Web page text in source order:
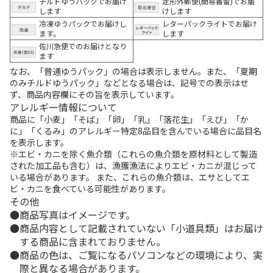
します
けします
冷凍ゆうパックでお届けし
ます。
レターパックライトでお届け
します
佐川急便でのお届けとなり
ます
なお、「普通ゆうパック」の場合は表示しません。また、「夏期
のみチルドゆうパック」などとなる場合は、記号での表示はせ
ず、商品内容欄にその旨を表示しています。
アレルギー情報について
商品に「小麦」「そば」「卵」「乳」「落花生」「えび」「か
に」「くるみ」のアレルギー特定8品目を含んでいる場合に品目名
を表示します。
※エビ・カニを除く魚介類（これらの魚介類を原材料として製造
された加工品も含む）は、漁獲漁法によりエビ・カニが混じって
いる場合があります。 また、これらの魚介類は、エサとしてエ
ビ・カニを食べている可能性があります。
その他
商品写真はイメージです。
商品内容として記載されていない「小道具類」はお届け
する商品に含まれておりません。
商品の色は、ご覧になるパソコンなどの環境により、実
際と異なる場合があります。